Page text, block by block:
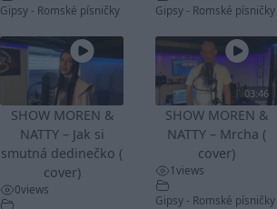
Gipsy - Romské písničky Gipsy - Romské písničky
SHOW MOREN &
NATTY – Jak si
smutná dedinečko (
cover)
0views
03:46
SHOW MOREN &
NATTY – Mrcha (
cover)
1views
Gipsy - Romské písničky